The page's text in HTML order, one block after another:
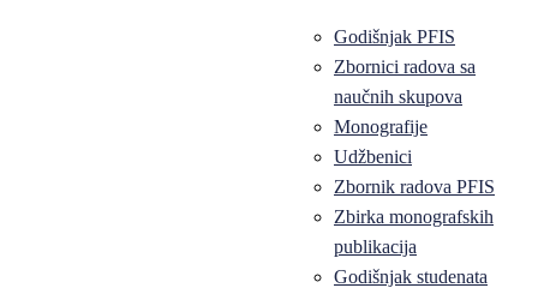
Godišnjak PFIS
Zbornici radova sa
naučnih skupova
Monografije
Udžbenici
Zbornik radova PFIS
Zbirka monografskih
publikacija
Godišnjak studenata